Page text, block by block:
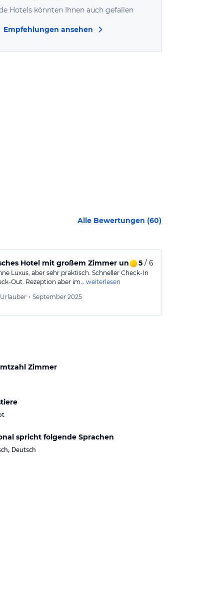
Hotels könnten Ihnen auch gefallen
Empfehlungen ansehen
Alle Bewertungen (60)
Hotel mit großem Zimmer und guter Lage
5/ 6
Luxus, aber sehr praktisch. Schneller Check-In
Out. Rezeption aber im… weiterlesen
Urlauber • September 2025
Zimmer
spricht folgende Sprachen
Deutsch